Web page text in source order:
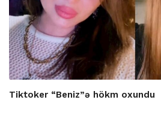
Tiktoker “Beniz”ə hökm oxundu